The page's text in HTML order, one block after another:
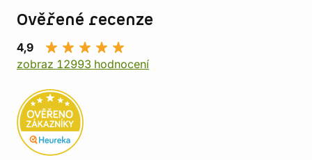
Ověřené recenze
4,9
zobraz 12993 hodnocení